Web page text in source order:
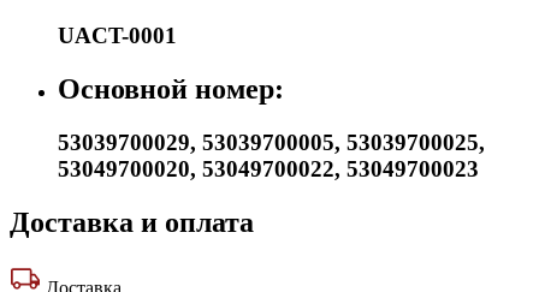
UACT-0001
Основной номер:
53039700029, 53039700005, 53039700025,
53049700020, 53049700022, 53049700023
Доставка и оплата
Доставка